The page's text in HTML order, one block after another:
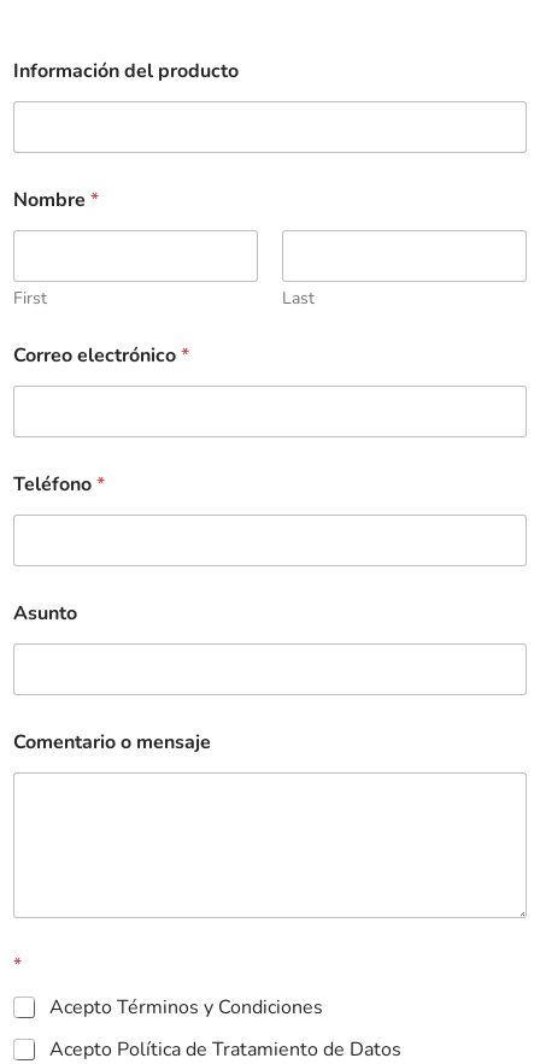
Información del producto
Nombre *
First Last
Correo electrónico*
Teléfono*
Asunto
Comentario o mensaje
*
Acepto Términos y Condiciones
Acepto Política de Tratamiento de Datos